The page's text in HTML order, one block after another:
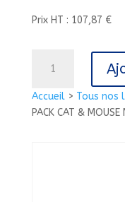
Accueil> Tous nos
PACK CAT &
Prix HT : 107,87 €
PACK
CAT